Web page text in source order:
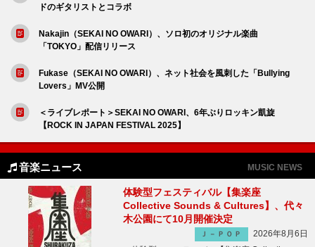
ドのギタリストとコラボ
Nakajin（SEKAI NO OWARI）、ソロ初のオリジナル楽曲
「TOKYO」配信リリース
Fukase（SEKAI NO OWARI）、ネット社会を風刺した「Bullying
Lovers」MV公開
＜ライブレポート＞SEKAI NO OWARI、6年ぶりロッキン凱旋
【ROCK IN JAPAN FESTIVAL 2025】
音楽ニュース MUSIC NEWS
体験型フェスティバル【集楽座
Collective Sounds & Cultures】、代々
木公園にて10月開催決定
Ｊ－ＰＯＰ
2026年8月6日